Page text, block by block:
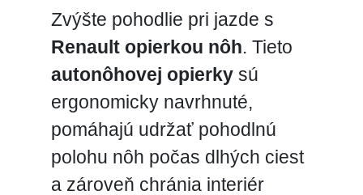
Zvýšte pohodlie pri jazde s
Renault opierkou nôh. Tieto
autonôhovej opierkysú
ergonomicky navrhnuté,
pomáhajú udržať pohodlnú
polohu nôh počas dlhých ciest
a zároveň chránia interiér